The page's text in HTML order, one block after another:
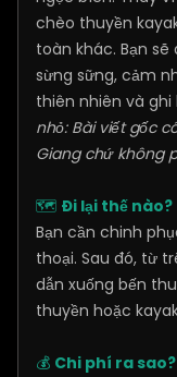
chèo thuyền
toàn khác. Bạn
sừng sững, cảm
thiên nhiên và ghi
nhỏ: Bài viết gốc
Giang chứ không
🗺️ Đi lại thế nào?
Bạn cần chinh
thoại. Sau đó, từ
dẫn xuống bến
thuyền hoặc
💰 Chi phí ra sao?